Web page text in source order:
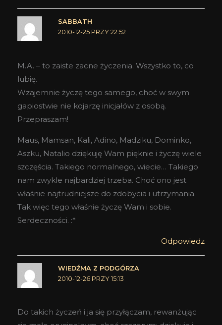
SABBATH
2010-12-25 PRZY 22:52
M.A. – to zaiste zacne życzenia. Wszystko to, co
lubię.
Wzajemnie życzę tego samego, choć w swym
gapiostwie nie kojarzę inicjałów z osobą.
Przepraszam!
Maus, Mamsan, Kali, Adino, Madziku, Dominko,
Aszku, Natalio dziękuję Wam pięknie i życzę wiele
szczęścia. Takiego normalnego, wiecie… Takiego
nam zwykle najbardziej trzeba. Choć ono jest
właśnie najtrudniejsze do zdobycia i utrzymania.
Tak więc tego właśnie życzę Wam i sobie.
Serdeczności. :*
Odpowiedz
WIEDŹMA Z PODGÓRZA
2010-12-26 PRZY 15:13
Do takich życzeń i ja się przyłączam, rewanżując